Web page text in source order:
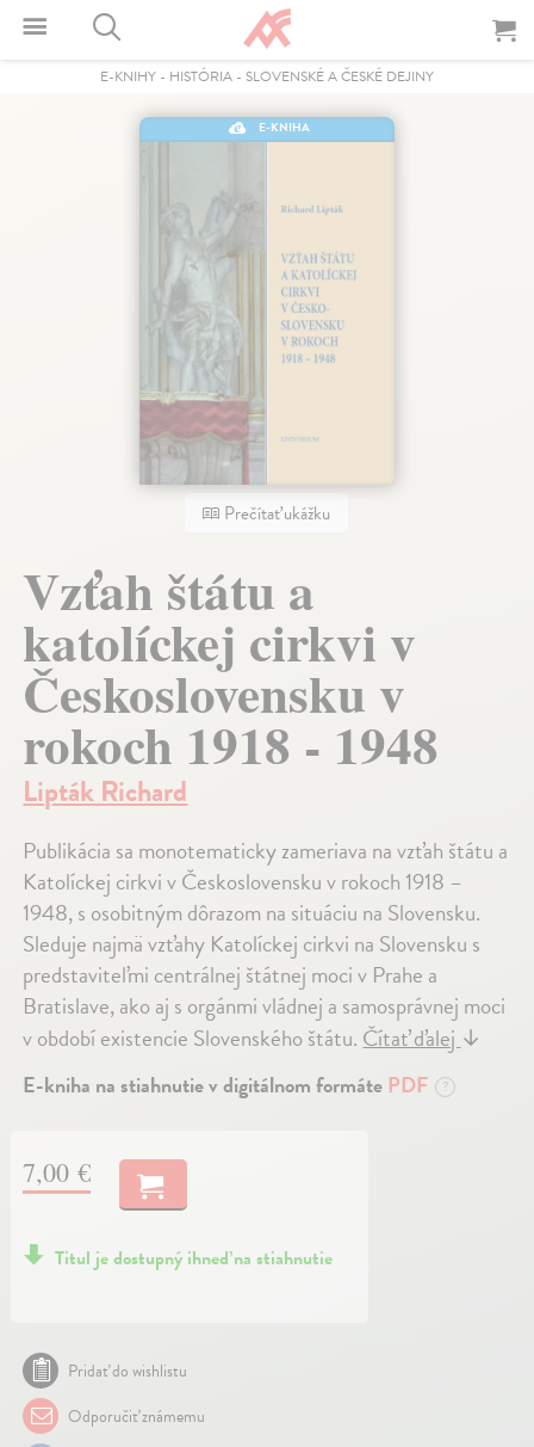
E-KNIHY - HISTÓRIA - SLOVENSKÉ A ČESKÉ DEJINY
E-KNIHA
Prečítať ukážku
Vzťah štátu a
katolíckej cirkvi v
Československu v
rokoch 1918 - 1948
Lipták Richard
Publikácia sa monotematicky zameriava na vzťah štátu a
Katolíckej cirkvi v Československu v rokoch 1918 –
1948, s osobitným dôrazom na situáciu na Slovensku.
Sleduje najmä vzťahy Katolíckej cirkvi na Slovensku s
predstaviteľmi centrálnej štátnej moci v Prahe a
Bratislave, ako aj s orgánmi vládnej a samosprávnej moci
v období existencie Slovenského štátu.Čítať ďalej↓
E-kniha na stiahnutie v digitálnom formáte PDF ?
7,00 €
Titul je dostupný ihneď na stiahnutie
Pridať do wishlistu
Odporučiť známemu